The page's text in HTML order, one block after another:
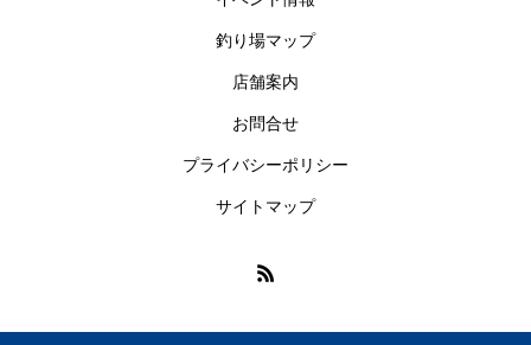
釣り場マップ
店舗案内
お問合せ
プライバシーポリシー
サイトマップ